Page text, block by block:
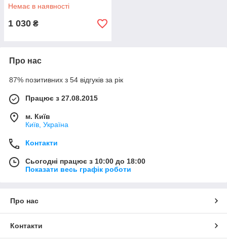
Немає в наявності
1 030 ₴
Про нас
87% позитивних з 54 відгуків за рік
Працює з 27.08.2015
м. Київ
Київ, Україна
Контакти
Сьогодні працює з 10:00 до 18:00
Показати весь графік роботи
Про нас
Контакти